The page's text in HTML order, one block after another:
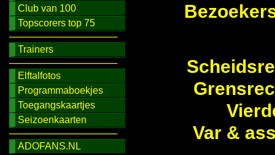
Club van 100
Topscorers top 75
────────────────
Trainers
────────────────
Elftalfotos
Programmaboekjes
Toegangskaartjes
Seizoenkaarten
────────────────
ADOFANS.NL
Var &